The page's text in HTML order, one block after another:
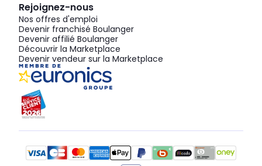
Rejoignez-nous
Nos offres d'emploi
Devenir franchisé Boulanger
Devenir affilié Boulanger
Découvrir la Marketplace
Devenir vendeur sur la Marketplace